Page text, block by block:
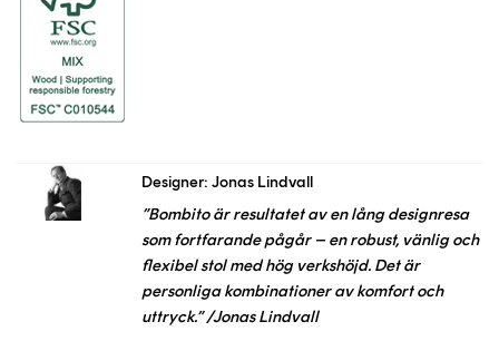
Designer: Jonas Lindvall
”Bombito är resultatet av en lång designresa
som fortfarande pågår – en robust, vänlig och
flexibel stol med hög verkshöjd. Det är
personliga kombinationer av komfort och
uttryck.” /Jonas Lindvall